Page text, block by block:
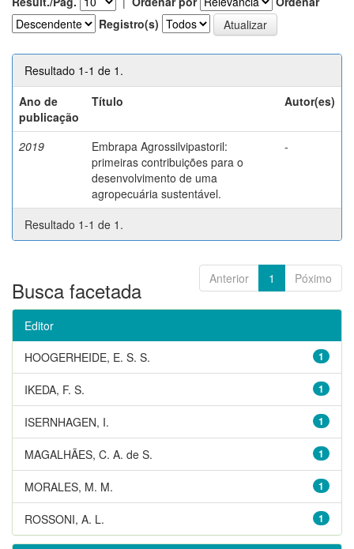
Registro(s)
Resultado 1-1 de 1.
Ano de
publicação
Título Autor(es)
2019
Embrapa Agrossilvipastoril:
primeiras contribuições para o
desenvolvimento de uma
agropecuária sustentável.
-
Resultado 1-1 de 1.
Anterior 1 Póximo
Busca facetada
Editor
1
HOOGERHEIDE, E. S. S.
1
IKEDA, F. S.
1
ISERNHAGEN, I.
1
MAGALHÃES, C. A. de S.
1
MORALES, M. M.
1
ROSSONI, A. L.